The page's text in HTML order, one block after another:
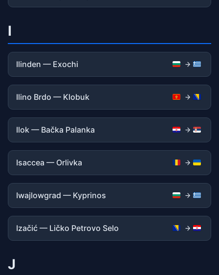
I
Ilinden — Exochi
Ilino Brdo — Klobuk
Ilok — Bačka Palanka
Isaccea — Orlivka
Iwajlowgrad — Kyprinos
Izačić — Ličko Petrovo Selo
J